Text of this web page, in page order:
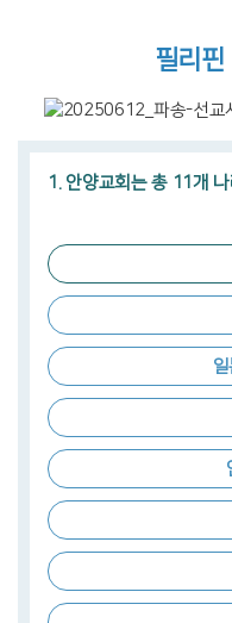
필리
1. 안양교회는 총 11개